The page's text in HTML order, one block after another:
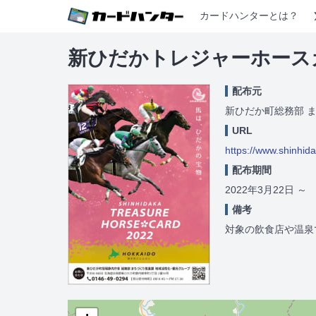
カードハンターとは？
新ひだかトレジャーホー
配布元
新ひだか町総務部
URL
https://
配布期間
2022年3月22日 ～
備考
対象の飲食店や温